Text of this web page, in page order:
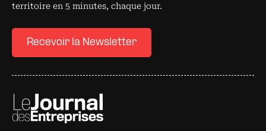
territoire en 5 minutes, chaque jour.
Recevoir la Newsletter